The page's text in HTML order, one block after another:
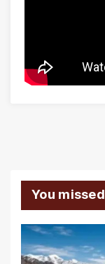
You missed